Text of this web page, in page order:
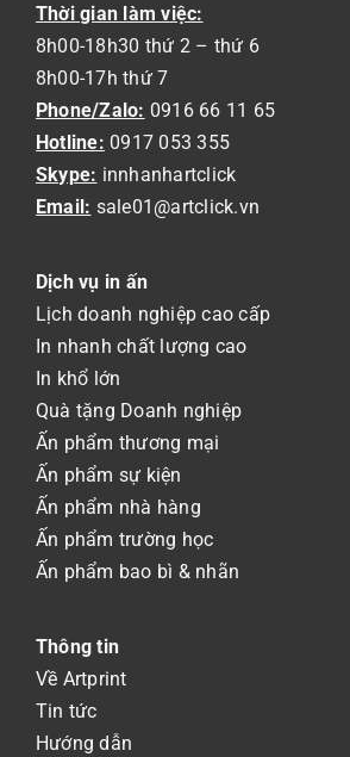
Thời gian làm việc:
8h00-18h30 thứ 2 – thứ 6
8h00-17h thứ 7
Phone/Zalo: 0916 66 11 65
Hotline: 0917 053 355
Skype: innhanhartclick
Email: sale01@artclick.vn
Dịch vụ in ấn
Lịch doanh nghiệp cao cấp
In nhanh chất lượng cao
In khổ lớn
Quà tặng Doanh nghiệp
Ấn phẩm thương mại
Ấn phẩm sự kiện
Ấn phẩm nhà hàng
Ấn phẩm trường học
Ấn phẩm bao bì & nhãn
Thông tin
Về Artprint
Tin tức
Hướng dẫn